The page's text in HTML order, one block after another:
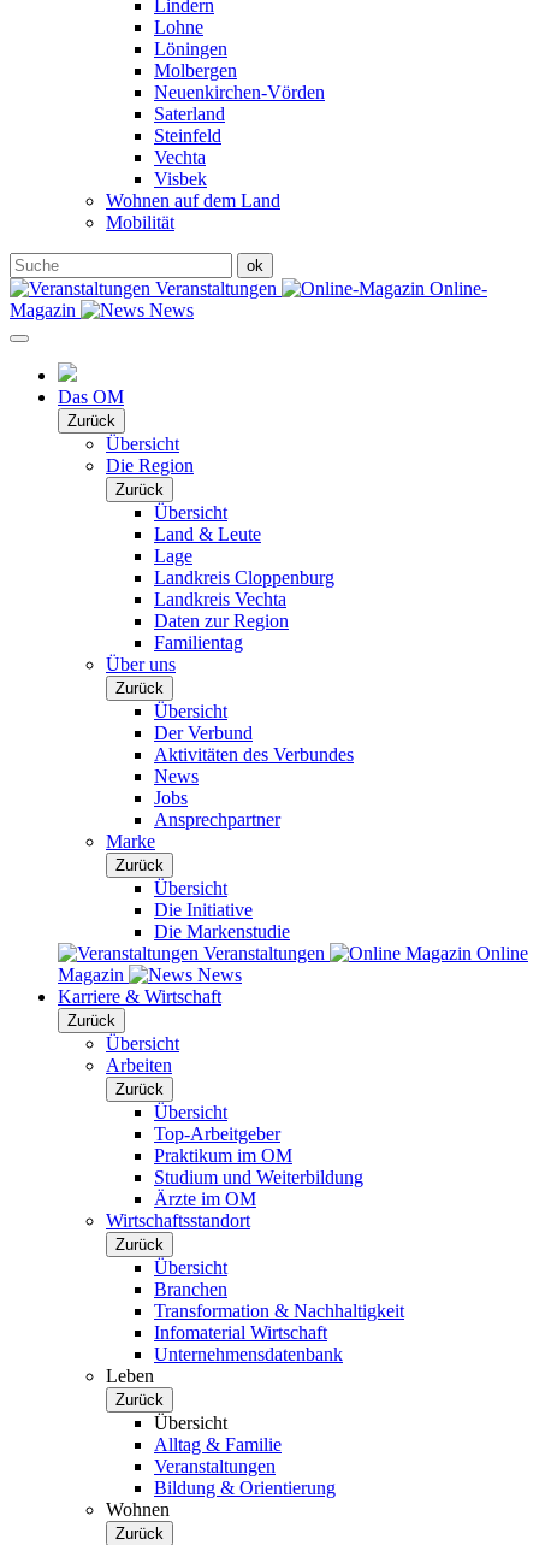
Lindern
Lohne
Löningen
Molbergen
Neuenkirchen-Vörden
Saterland
Steinfeld
Vechta
Visbek
Wohnen auf dem Land
Mobilität
Veranstaltungen
Online-
Magazin
News
Das OM
Zurück
Übersicht
Die Region
Zurück
Übersicht
Land & Leute
Lage
Landkreis Cloppenburg
Landkreis Vechta
Daten zur Region
Familientag
Über uns
Zurück
Übersicht
Der Verbund
Aktivitäten des Verbundes
News
Jobs
Ansprechpartner
Marke
Zurück
Übersicht
Die Initiative
Die Markenstudie
Veranstaltungen
Online
Magazin
News
Karriere & Wirtschaft
Zurück
Übersicht
Arbeiten
Zurück
Übersicht
Top-Arbeitgeber
Praktikum im OM
Studium und Weiterbildung
Ärzte im OM
Wirtschaftsstandort
Zurück
Übersicht
Branchen
Transformation & Nachhaltigkeit
Infomaterial Wirtschaft
Unternehmensdatenbank
Leben
Zurück
Übersicht
Alltag & Familie
Veranstaltungen
Bildung & Orientierung
Wohnen
Zurück